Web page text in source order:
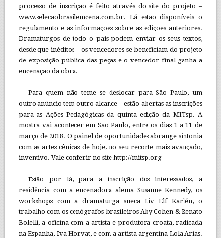
processo de inscrição é feito através do site do projeto –
www.selecaobrasilemcena.com.br. Lá estão disponíveis o
regulamento e as informações sobre as edições anteriores.
Dramaturgos de todo o país podem enviar os seus textos,
desde que inéditos – os vencedores se beneficiam do projeto
de exposição pública das peças e o vencedor final ganha a
encenação da obra.
Para quem não teme se deslocar para São Paulo, um
outro anúncio tem outro alcance – estão abertas as inscrições
para as Ações Pedagógicas da quinta edição da MITsp. A
mostra vai acontecer em São Paulo, entre os dias 1 a 11 de
março de 2018. O painel de oportunidades abrange sintonia
com as artes cênicas de hoje, no seu recorte mais avançado,
inventivo. Vale conferir no site http://mitsp.org
Estão por lá, para a inscrição dos interessados, a
residência com a encenadora alemã Susanne Kennedy, os
workshops com a dramaturga sueca Liv Elf Karlén, o
trabalho com os cenógrafos brasileiros Aby Cohen & Renato
Bolelli, a oficina com a artista e produtora croata, radicada
na Espanha, Iva Horvat, e com a artista argentina Lola Arias.